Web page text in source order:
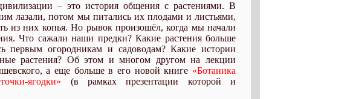
– это история общения с растениями. В
лазали, потом мы питались их плодами и листьями,
из них копья. Но рывок произошёл, когда мы начали
Что сажали наши предки? Какие растения больше
первым огородникам и садоводам? Какие истории
растения? Об этом и многом другом на лекции
а еще больше в его новой книге «Ботаника
ягодки» (в рамках презентации которой и